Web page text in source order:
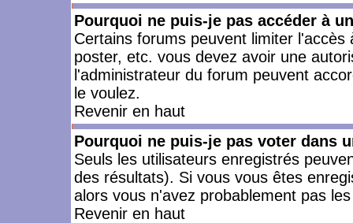
Pourquoi ne puis-je pas accéder à
Certains forums peuvent limiter
poster, etc. vous devez avoir une
l'administrateur du forum peuvent
le voulez.
Revenir en haut
Pourquoi ne puis-je pas voter dans
Seuls les utilisateurs enregistrés
des résultats). Si vous vous êtes
alors vous n'avez probablement pas
Revenir en haut